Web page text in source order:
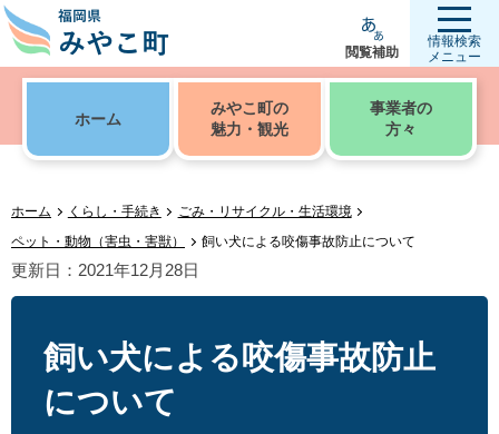
閲覧補助
情報検索
メニュー
ホーム
みやこ町の
魅力・観光
事業者の
方々
ホーム くらし・手続き
ごみ・リサイクル・生活環境
ペット・動物（害虫・害獣）
飼い犬による咬傷事故防止について
更新日：2021年12月28日
飼い犬による咬傷事故防止
について